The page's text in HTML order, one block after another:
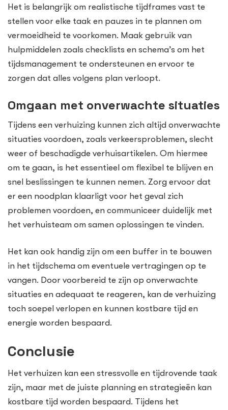
Het is belangrijk om realistische tijdframes vast te
stellen voor elke taak en pauzes in te plannen om
vermoeidheid te voorkomen. Maak gebruik van
hulpmiddelen zoals checklists en schema’s om het
tijdsmanagement te ondersteunen en ervoor te
zorgen dat alles volgens plan verloopt.
Omgaan met onverwachte situaties
Tijdens een verhuizing kunnen zich altijd onverwachte
situaties voordoen, zoals verkeersproblemen, slecht
weer of beschadigde verhuisartikelen. Om hiermee
om te gaan, is het essentieel om flexibel te blijven en
snel beslissingen te kunnen nemen. Zorg ervoor dat
er een noodplan klaarligt voor het geval zich
problemen voordoen, en communiceer duidelijk met
het verhuisteam om samen oplossingen te vinden.
Het kan ook handig zijn om een buffer in te bouwen
in het tijdschema om eventuele vertragingen op te
vangen. Door voorbereid te zijn op onverwachte
situaties en adequaat te reageren, kan de verhuizing
toch soepel verlopen en kunnen kostbare tijd en
energie worden bespaard.
Conclusie
Het verhuizen kan een stressvolle en tijdrovende taak
zijn, maar met de juiste planning en strategieën kan
kostbare tijd worden bespaard. Tijdens het